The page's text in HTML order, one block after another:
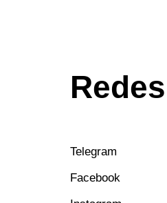
Telegram
Facebook